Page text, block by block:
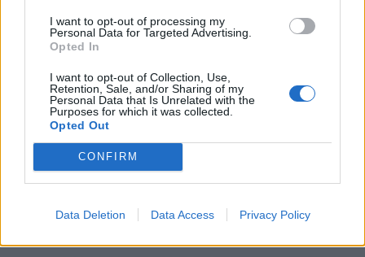
I want to opt-out of processing my
Personal Data for Targeted Advertising.
Opted In
I want to opt-out of Collection, Use,
Retention, Sale, and/or Sharing of my
Personal Data that Is Unrelated with the
Purposes for which it was collected.
Opted Out
CONFIRM
Data Deletion Data Access Privacy Policy
CONDIVIDI QUESTO ARTICOLO:
X Mastodon Telegram
WhatsApp